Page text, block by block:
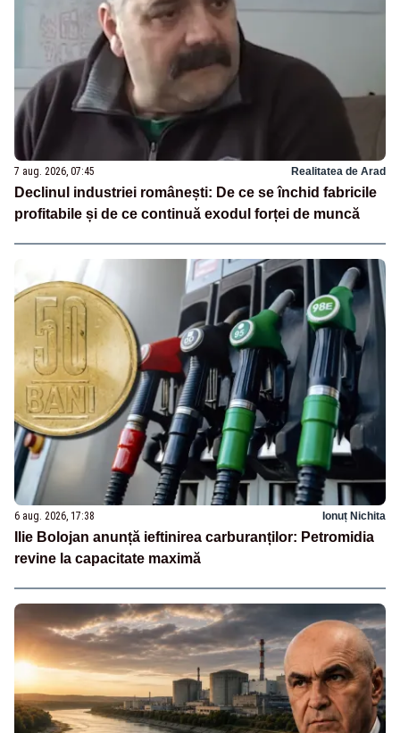
7 aug. 2026, 07:45 Realitatea de Arad
Declinul industriei românești: De ce se închid fabricile
profitabile și de ce continuă exodul forței de muncă
6 aug. 2026, 17:38 Ionuț Nichita
Ilie Bolojan anunță ieftinirea carburanților: Petromidia
revine la capacitate maximă